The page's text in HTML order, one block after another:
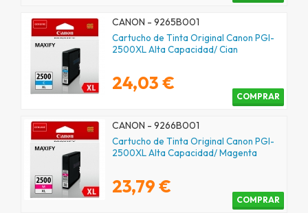
CANON - 9265B001
Cartucho de Tinta Original Canon PGI-
2500XL Alta Capacidad/ Cian
24,03 €
COMPRAR
CANON - 9266B001
Cartucho de Tinta Original Canon PGI-
2500XL Alta Capacidad/ Magenta
23,79 €
COMPRAR